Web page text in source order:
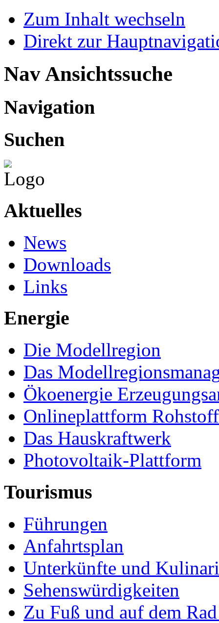
Zum Inhalt wechseln
Direkt zur
Nav Ansichtssuche
Navigation
Suchen
Aktuelles
News
Downloads
Links
Energie
Die Modellregion
Das
Ökoenergie
Onlineplattform
Das Hauskraftwerk
Photovoltaik-Plattform
Tourismus
Führungen
Anfahrtsplan
Unterkünfte und
Sehenswürdigkeiten
Zu Fuß und auf dem